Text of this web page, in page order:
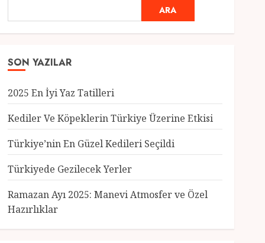
ARA
SON YAZILAR
2025 En İyi Yaz Tatilleri
Kediler Ve Köpeklerin Türkiye Üzerine Etkisi
Türkiye’nin En Güzel Kedileri Seçildi
Türkiyede Gezilecek Yerler
Ramazan Ayı 2025: Manevi Atmosfer ve Özel
Hazırlıklar
3
Genel
Türkiye’nin En Güzel
Kedileri Seçildi